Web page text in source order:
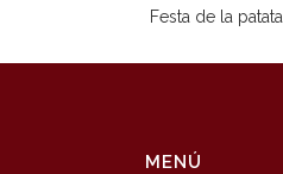
Festa de la
MENÚ